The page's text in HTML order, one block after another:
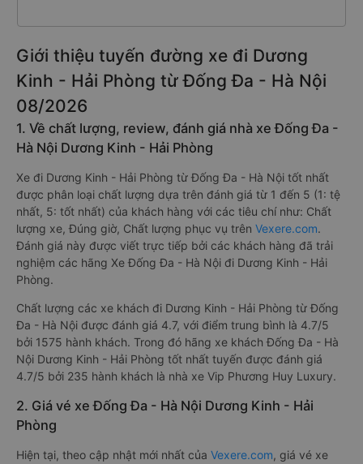
Giới thiệu tuyến đường xe đi Dương
Kinh - Hải Phòng từ Đống Đa - Hà Nội
08/2026
1. Về chất lượng, review, đánh giá nhà xe Đống Đa -
Hà Nội Dương Kinh - Hải Phòng
Xe đi Dương Kinh - Hải Phòng từ Đống Đa - Hà Nội tốt nhất
được phân loại chất lượng dựa trên đánh giá từ 1 đến 5 (1: tệ
nhất, 5: tốt nhất) của khách hàng với các tiêu chí như: Chất
lượng xe, Đúng giờ, Chất lượng phục vụ trên Vexere.com.
Đánh giá này được viết trực tiếp bởi các khách hàng đã trải
nghiệm các hãng Xe Đống Đa - Hà Nội đi Dương Kinh - Hải
Phòng.
Chất lượng các xe khách đi Dương Kinh - Hải Phòng từ Đống
Đa - Hà Nội được đánh giá 4.7, với điểm trung bình là 4.7/5
bởi 1575 hành khách. Trong đó hãng xe khách Đống Đa - Hà
Nội Dương Kinh - Hải Phòng tốt nhất tuyến được đánh giá
4.7/5 bởi 235 hành khách là nhà xe Vip Phương Huy Luxury.
2. Giá vé xe Đống Đa - Hà Nội Dương Kinh - Hải
Phòng
Hiện tại, theo cập nhật mới nhất của Vexere.com, giá vé xe